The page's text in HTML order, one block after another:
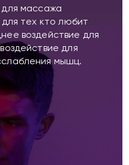
для массажа
тех кто любит
воздействие для
для
мышц.